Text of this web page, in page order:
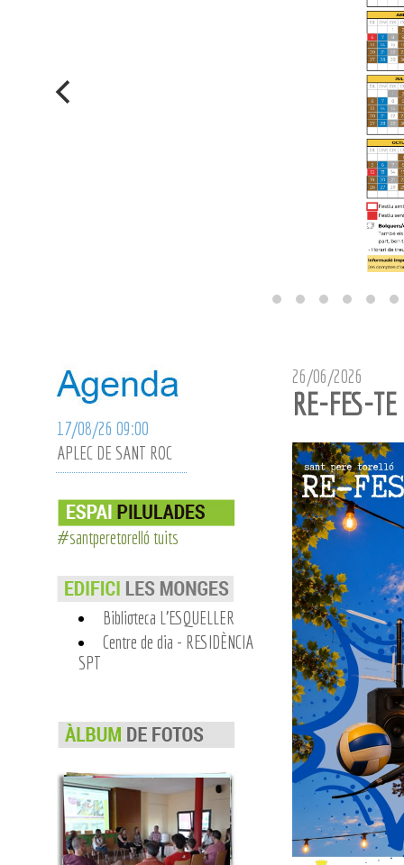
17/08/26 09:00
APLEC DE SANT ROC
#santperetorelló tuits
Biblioteca L'ESQUELLER
Centre de dia - RESIDÈNCIA
SPT
26/06/2026
RE-FES-